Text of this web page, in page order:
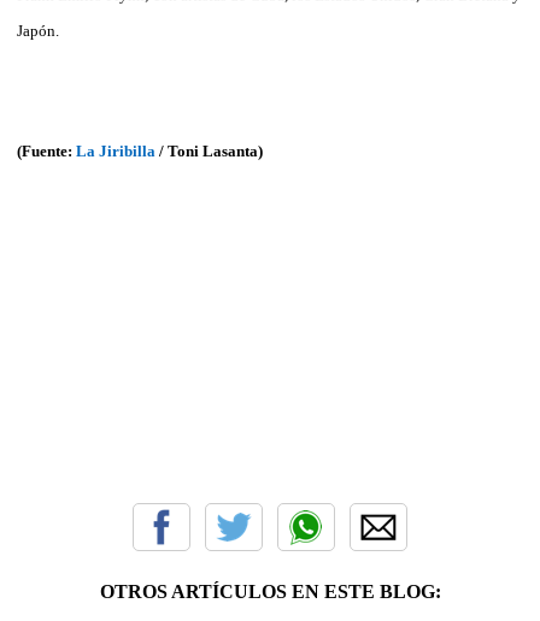
Japón.
(Fuente: La Jiribilla / Toni Lasanta)
OTROS ARTÍCULOS EN ESTE BLOG: